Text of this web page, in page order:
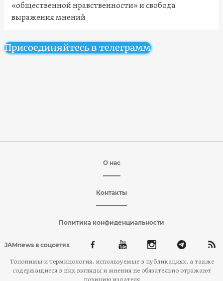
«общественной нравственности» и свобода
выражения мнений
Присоединяйтесь в телеграмм
О нас
Контакты
Политика конфиденциальности
JAMnews в соцсетях
Топонимы и терминология, используемые в публикациях, а также
содержащиеся в них взгляды и мнения не обязательно отражают